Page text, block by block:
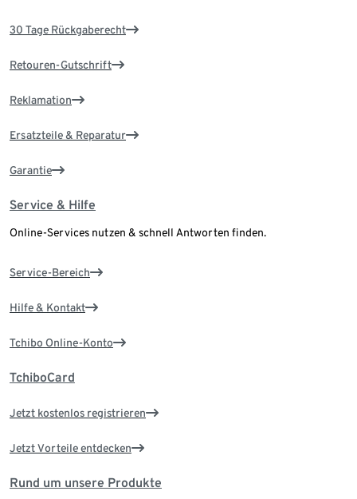
30 Tage Rückgaberecht
Retouren-Gutschrift
Reklamation
Ersatzteile & Reparatur
Garantie
Service & Hilfe
Online-Services nutzen & schnell Antworten finden.
Service-Bereich
Hilfe & Kontakt
Tchibo Online-Konto
TchiboCard
Jetzt kostenlos registrieren
Jetzt Vorteile entdecken
Rund um unsere Produkte